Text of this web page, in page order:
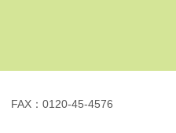
FAX：0120-45-4576